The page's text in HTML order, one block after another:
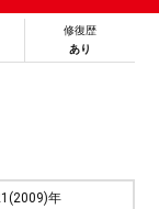
修復歴
あり
年